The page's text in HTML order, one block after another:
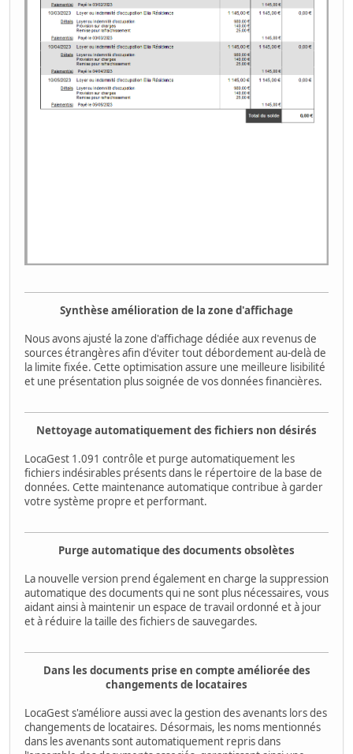
Synthèse amélioration de la zone d'affichage
Nous avons ajusté la zone d'affichage dédiée aux revenus de
sources étrangères afin d'éviter tout débordement au-delà de
la limite fixée. Cette optimisation assure une meilleure lisibilité
et une présentation plus soignée de vos données financières.
Nettoyage automatiquement des fichiers non désirés
LocaGest 1.091 contrôle et purge automatiquement les
fichiers indésirables présents dans le répertoire de la base de
données. Cette maintenance automatique contribue à garder
votre système propre et performant.
Purge automatique des documents obsolètes
La nouvelle version prend également en charge la suppression
automatique des documents qui ne sont plus nécessaires, vous
aidant ainsi à maintenir un espace de travail ordonné et à jour
et à réduire la taille des fichiers de sauvegardes.
Dans les documents prise en compte améliorée des
changements de locataires
LocaGest s'améliore aussi avec la gestion des avenants lors des
changements de locataires. Désormais, les noms mentionnés
dans les avenants sont automatiquement repris dans